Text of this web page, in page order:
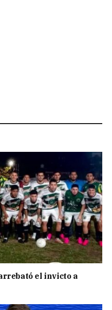
el invicto a